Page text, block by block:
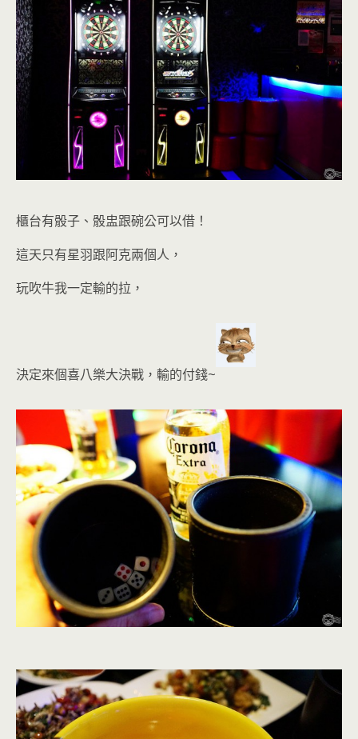
櫃台有骰子、骰盅跟碗公可以借 ！
這天只有星羽跟阿克兩個人，
玩吹牛我一定輸的拉，
決定來個喜八樂大決戰，輸的付錢~